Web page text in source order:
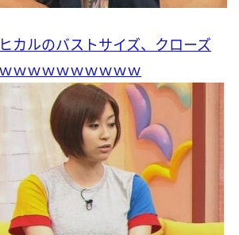
カルのバストサイズ、クローズ
ｗｗｗｗｗｗｗｗｗ